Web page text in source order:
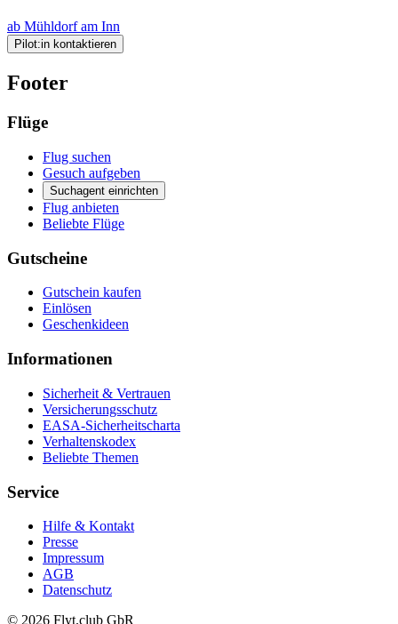
ab Mühldorf am Inn
Pilot:in kontaktieren
Footer
Flüge
Flug suchen
Gesuch aufgeben
Suchagent einrichten
Flug anbieten
Beliebte Flüge
Gutscheine
Gutschein kaufen
Einlösen
Geschenkideen
Informationen
Sicherheit & Vertrauen
Versicherungsschutz
EASA-Sicherheitscharta
Verhaltenskodex
Beliebte Themen
Service
Hilfe & Kontakt
Presse
Impressum
AGB
Datenschutz
© 2026 Flyt.club GbR